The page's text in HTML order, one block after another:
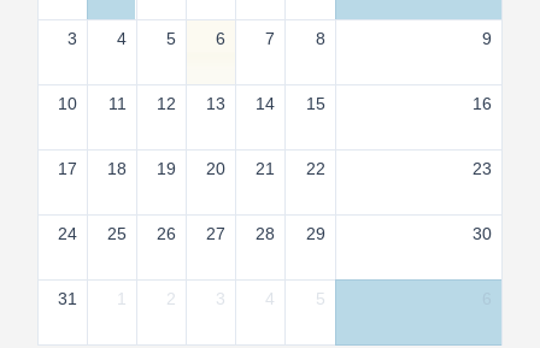
3 4 5 6 7 8 9
10 11 12 13 14 15 16
17 18 19 20 21 22 23
24 25 26 27 28 29 30
31 1 2 3 4 5